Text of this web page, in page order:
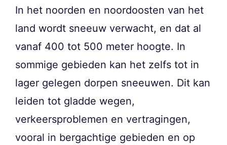
In het noorden en noordoosten van het
land wordt sneeuw verwacht, en dat al
vanaf 400 tot 500 meter hoogte. In
sommige gebieden kan het zelfs tot in
lager gelegen dorpen sneeuwen. Dit kan
leiden tot gladde wegen,
verkeersproblemen en vertragingen,
vooral in bergachtige gebieden en op